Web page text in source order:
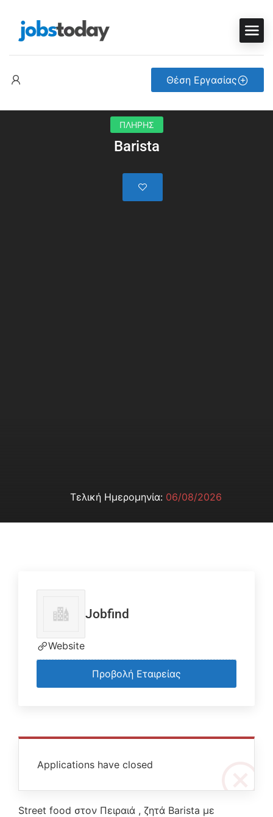
Θέση Εργασίας
ΠΛΗΡΗΣ
Barista
Τελική Ημερομηνία: 06/08/2026
Applications have closed
Street food στον Πειραιά , ζητά Barista με
Jobfind
Website
Προβολή Εταιρείας